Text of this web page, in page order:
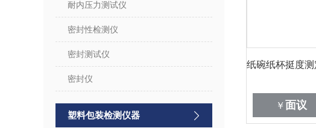
耐内压力测试仪
密封性检测仪
密封测试仪
密封仪
塑料包装检测仪器
￥ 面议